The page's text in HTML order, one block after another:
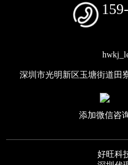
深圳市光明新区玉塘街道田
添加微信咨
好旺科